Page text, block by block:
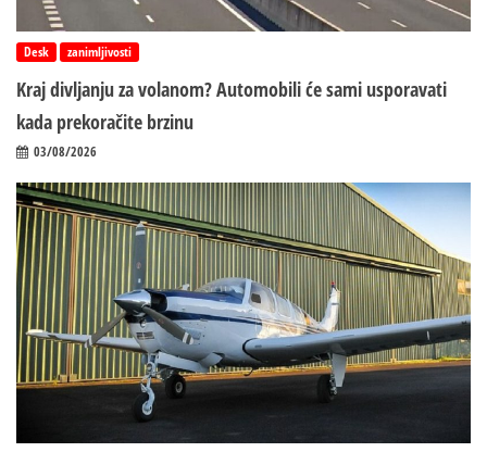
Desk zanimljivosti
Kraj divljanju za volanom? Automobili će sami usporavati
kada prekoračite brzinu
03/08/2026